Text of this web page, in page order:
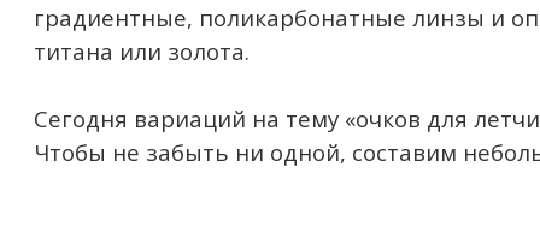
градиентные, поликарбонатные линзы и
титана или золота.
Сегодня вариаций на тему «очков для
Чтобы не забыть ни одной, составим